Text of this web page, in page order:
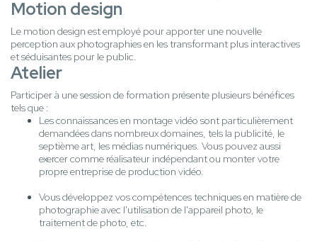
Motion design
Le motion design est employé pour apporter une nouvelle
perception aux photographies en les transformant plus interactives
et séduisantes pour le public.
Atelier
Participer à une session de formation présente plusieurs bénéfices
tels que :
Les connaissances en montage vidéo sont particulièrement
demandées dans nombreux domaines, tels la publicité, le
septième art, les médias numériques. Vous pouvez aussi
exercer comme réalisateur indépendant ou monter votre
propre entreprise de production vidéo.
Vous développez vos compétences techniques en matière de
photographie avec l'utilisation de l'appareil photo, le
traitement de photo, etc.